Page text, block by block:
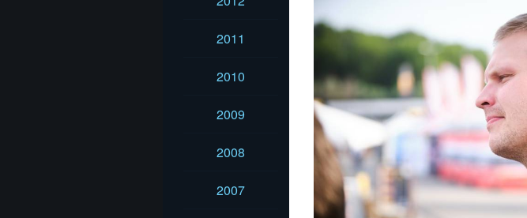
2011
2010
2009
2008
2007